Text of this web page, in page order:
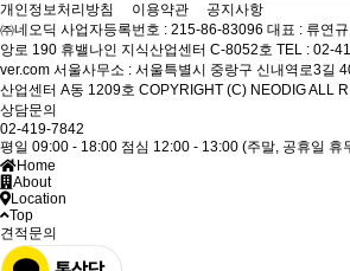
개인정보처리방침
이용약관
공지사항
㈜네오딕 사업자등록번호 : 215-86-83096 대표 : 류연규
앙로 190 휴밸나인 지식산업센터 C-8052호 TEL : 02-
ver.com 서울사무소 : 서울특별시 중랑구 신내역로3길
산업센터 A동 1209호 COPYRIGHT (C) NEODIG ALL
상담문의
02-419-7842
평일 09:00 - 18:00 점심 12:00 - 13:00 (주말, 공휴일 휴
Home
About
Location
Top
견적문의